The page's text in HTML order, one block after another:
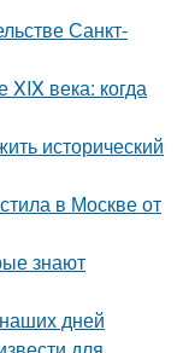
Санкт-
века: когда
исторический
в Москве от
знают
дней